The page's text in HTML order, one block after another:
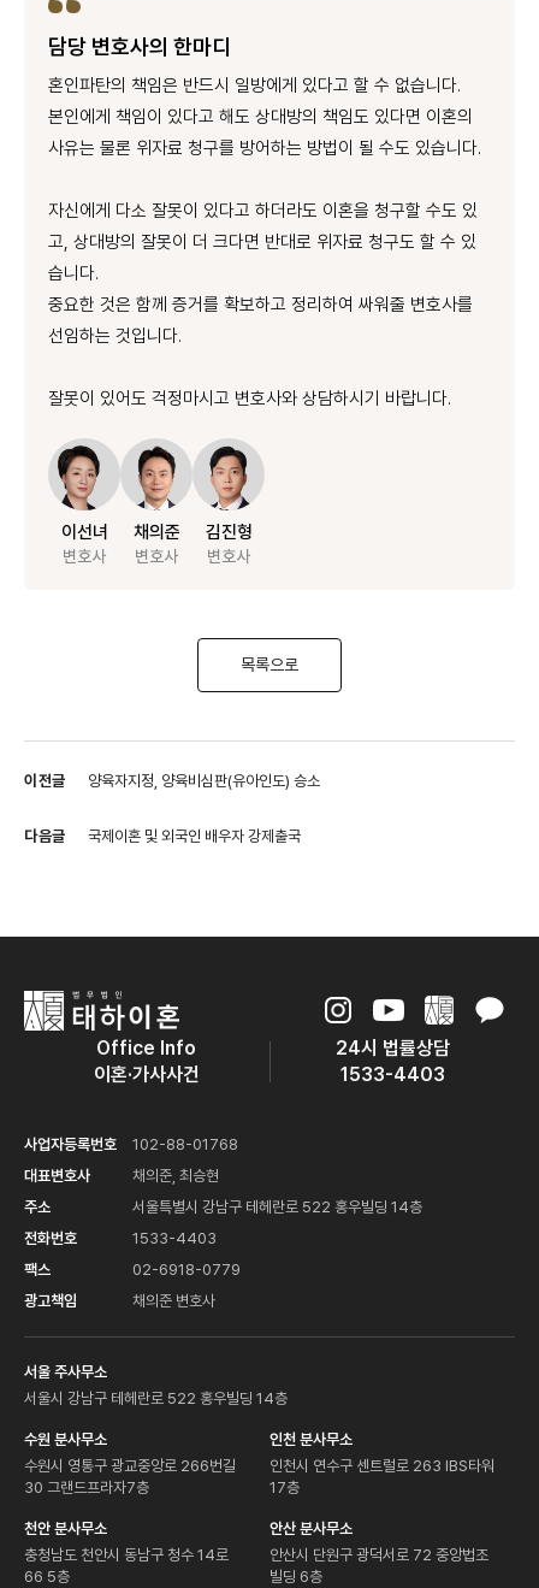
담당 변호사의 한마디
혼인파탄의 책임은 반드시 일방에게 있다고 할 수 없습니다.
본인에게 책임이 있다고 해도 상대방의 책임도 있다면 이혼의
사유는 물론 위자료 청구를 방어하는 방법이 될 수도 있습니다.
자신에게 다소 잘못이 있다고 하더라도 이혼을 청구할 수도 있
고, 상대방의 잘못이 더 크다면 반대로 위자료 청구도 할 수 있
습니다.
중요한 것은 함께 증거를 확보하고 정리하여 싸워줄 변호사를
선임하는 것입니다.
잘못이 있어도 걱정마시고 변호사와 상담하시기 바랍니다.
이선녀
변호사
채의준
변호사
김진형
변호사
목록으로
이전글 양육자지정, 양육비심판(유아인도) 승소
다음글 국제이혼 및 외국인 배우자 강제출국
Office Info
이혼·가사사건
24시 법률상담
1533-4403
사업자등록번호
102-88-01768
대표변호사
채의준, 최승현
주소
서울특별시 강남구 테헤란로 522 홍우빌딩 14층
전화번호
1533-4403
팩스
02-6918-0779
광고책임
채의준 변호사
서울 주사무소
서울시 강남구 테헤란로 522 홍우빌딩 14층
수원 분사무소
수원시 영통구 광교중앙로 266번길
30 그랜드프라자7층
인천 분사무소
인천시 연수구 센트럴로 263 IBS타워
17층
천안 분사무소
충청남도 천안시 동남구 청수 14로
66 5층
안산 분사무소
안산시 단원구 광덕서로 72 중앙법조
빌딩 6층